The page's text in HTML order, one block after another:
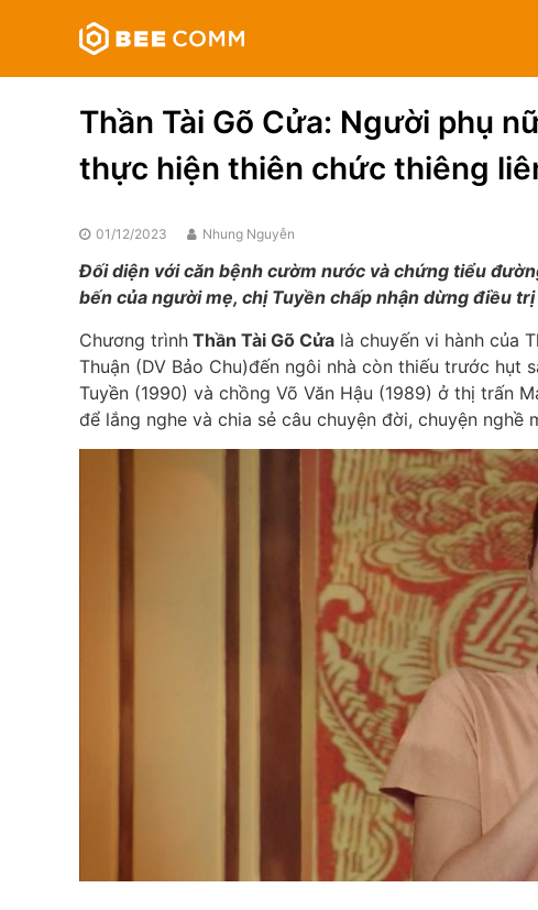
Bee
Comm
Truyền
đa
tiện
Thần Tài Gõ Cửa: Người phụ
thực hiện thiên chức thiêng
01/12/2023 Nhung Nguyễn
Đối diện với căn bệnh cườm nước và chứng tiểu
bến của người mẹ, chị Tuyền chấp nhận dừng điều
Chương trình Thần Tài Gõ Cửa là chuyến vi hành của
Thuận (DV Bảo Chu)đến ngôi nhà còn thiếu trước hụt
Tuyền (1990) và chồng Võ Văn Hậu (1989) ở thị trấn
để lắng nghe và chia sẻ câu chuyện đời, chuyện nghề